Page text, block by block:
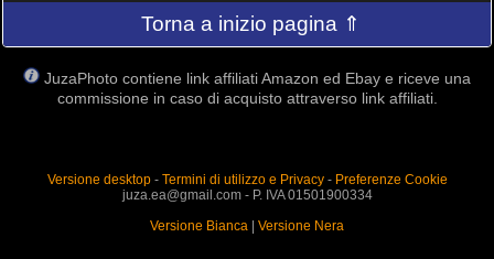
Torna a inizio pagina ⇑
JuzaPhoto contiene link affiliati Amazon ed Ebay e riceve una
commissione in caso di acquisto attraverso link affiliati.
Versione desktop- Termini di utilizzo e Privacy- Preferenze Cookie
juza.ea@gmail.com - P. IVA 01501900334
Versione Bianca
Versione Nera